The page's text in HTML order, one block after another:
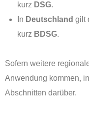
kurz DSG.
In Deutschland gilt
kurz BDSG.
Sofern weitere
Anwendung kommen,
Abschnitten darüber.